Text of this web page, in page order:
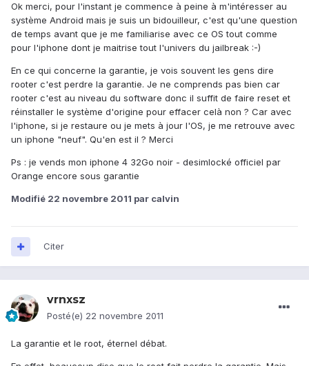
Ok merci, pour l'instant je commence à peine à m'intéresser au
système Android mais je suis un bidouilleur, c'est qu'une question
de temps avant que je me familiarise avec ce OS tout comme
pour l'iphone dont je maitrise tout l'univers du jailbreak :-)
En ce qui concerne la garantie, je vois souvent les gens dire
rooter c'est perdre la garantie. Je ne comprends pas bien car
rooter c'est au niveau du software donc il suffit de faire reset et
réinstaller le système d'origine pour effacer celà non ? Car avec
l'iphone, si je restaure ou je mets à jour l'OS, je me retrouve avec
un iphone "neuf". Qu'en est il ? Merci
Ps : je vends mon iphone 4 32Go noir - desimlocké officiel par
Orange encore sous garantie
Modifié 22 novembre 2011 par calvin
Citer
vrnxsz
Posté(e) 22 novembre 2011
La garantie et le root, éternel débat.